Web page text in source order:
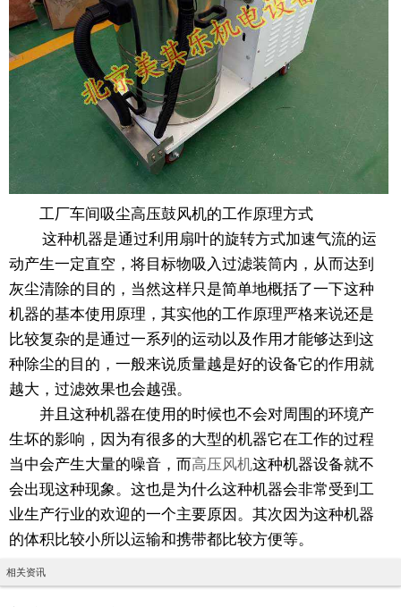
工厂车间吸尘高压鼓风机的工作原理方式
这种机器是通过利用扇叶的旋转方式加速气流的运
动产生一定直空，将目标物吸入过滤装筒内，从而达到
灰尘清除的目的，当然这样只是简单地概括了一下这种
机器的基本使用原理，其实他的工作原理严格来说还是
比较复杂的是通过一系列的运动以及作用才能够达到这
种除尘的目的，一般来说质量越是好的设备它的作用就
越大，过滤效果也会越强。
并且这种机器在使用的时候也不会对周围的环境产
生坏的影响，因为有很多的大型的机器它在工作的过程
当中会产生大量的噪音，而高压风机这种机器设备就不
会出现这种现象。这也是为什么这种机器会非常受到工
业生产行业的欢迎的一个主要原因。其次因为这种机器
的体积比较小所以运输和携带都比较方便等。
相关资讯